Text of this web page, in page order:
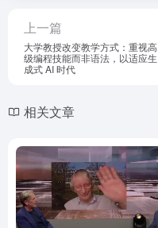
上一篇
大学教授改变教学方式：重视高
级编程技能而非语法，以适应生
成式 AI 时代
相关文章